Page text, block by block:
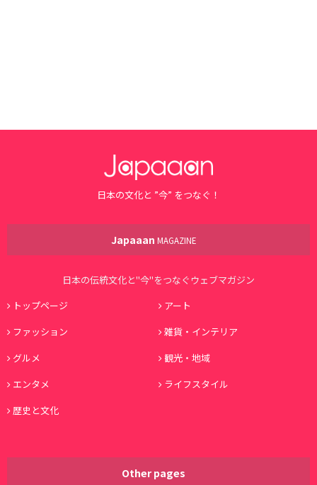
日本の文化と ”今” をつなぐ！
Japaaan MAGAZINE
日本の伝統文化と"今"をつなぐウェブマガジン
トップページ
アート
ファッション
雑貨・インテリア
グルメ
観光・地域
エンタメ
ライフスタイル
歴史と文化
Other pages